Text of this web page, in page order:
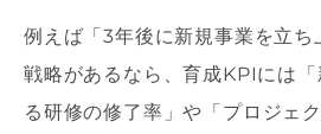
例えば「3年後に新規事業を立ち
戦略があるなら、育成KPIには
る研修の修了率」や「プロジェ